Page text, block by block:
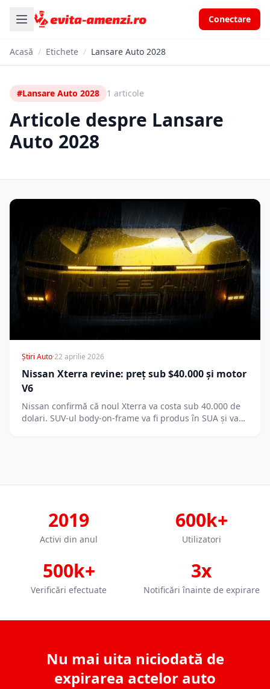
Conectare
Acasă / Etichete / Lansare Auto 2028
#Lansare Auto 2028 1 articole
Articole despre Lansare
Auto 2028
Știri Auto·22 aprilie 2026
Nissan Xterra revine: preț sub $40.000 și motor
V6
Nissan confirmă că noul Xterra va costa sub 40.000 de
dolari. SUV-ul body-on-frame va fi produs în SUA și va…
2019
Activi din anul
600k+
Utilizatori
500k+
Verificări efectuate
3x
Notificări înainte de expirare
Nu mai uita niciodată de
expirarea actelor auto